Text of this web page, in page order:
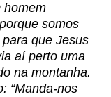
homem
somos
que Jesus
aí perto uma
na montanha.
“Manda-nos